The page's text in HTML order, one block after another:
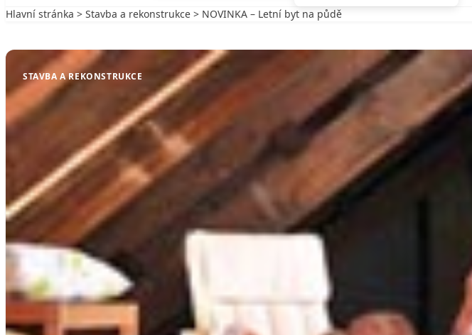
Hlavní stránka > Stavba a rekonstrukce > NOVINKA – Letní byt na půdě
STAVBA A REKONSTRUKCE